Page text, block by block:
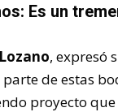
Es un
, expresó
de estas
proyecto